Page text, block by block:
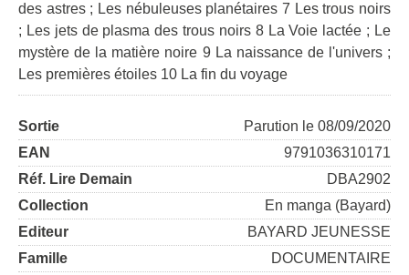
des astres ; Les nébuleuses planétaires 7 Les trous noirs
; Les jets de plasma des trous noirs 8 La Voie lactée ; Le
mystère de la matière noire 9 La naissance de l'univers ;
Les premières étoiles 10 La fin du voyage
Sortie
Parution le 08/09/2020
EAN
9791036310171
Réf. Lire Demain
DBA2902
Collection
En manga (Bayard)
Editeur
BAYARD JEUNESSE
Famille
DOCUMENTAIRE